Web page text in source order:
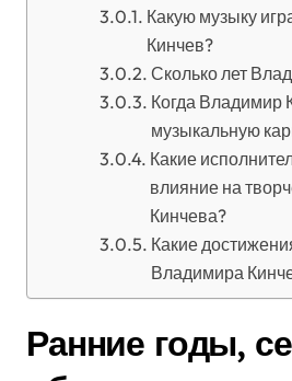
Какую музыку
Кинчев?
Сколько лет
Когда Владимир
музыкальную
Какие
влияние на
Кинчева?
Какие
Владимира
Ранние годы,